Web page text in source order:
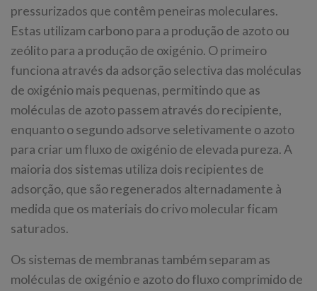
pressurizados que contêm peneiras moleculares.
Estas utilizam carbono para a produção de azoto ou
zeólito para a produção de oxigénio. O primeiro
funciona através da adsorção selectiva das moléculas
de oxigénio mais pequenas, permitindo que as
moléculas de azoto passem através do recipiente,
enquanto o segundo adsorve seletivamente o azoto
para criar um fluxo de oxigénio de elevada pureza. A
maioria dos sistemas utiliza dois recipientes de
adsorção, que são regenerados alternadamente à
medida que os materiais do crivo molecular ficam
saturados.
Os sistemas de membranas também separam as
moléculas de oxigénio e azoto do fluxo comprimido de